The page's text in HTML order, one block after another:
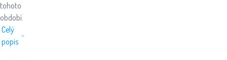
tohoto
období.
Celý
popis